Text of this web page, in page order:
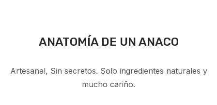
ANATOMÍA DE UN ANACO
Artesanal, Sin secretos. Solo ingredientes naturales y
mucho cariño.